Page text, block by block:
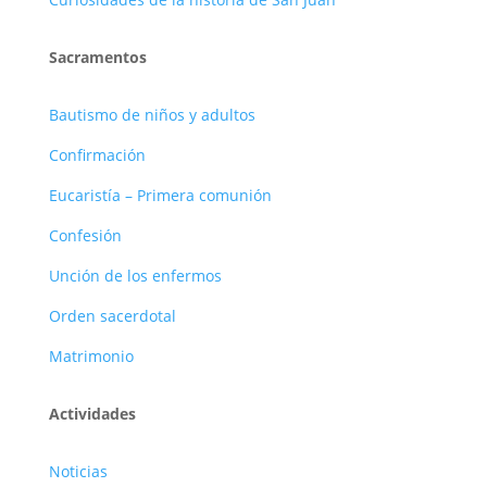
Sacramentos
Bautismo de niños y adultos
Confirmación
Eucaristía – Primera comunión
Confesión
Unción de los enfermos
Orden sacerdotal
Matrimonio
Actividades
Noticias